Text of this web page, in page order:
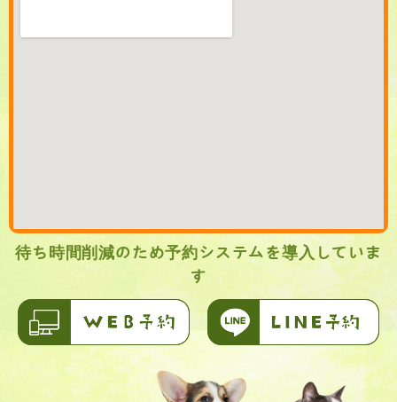
待ち時間削減のため予約システムを導入していま
す